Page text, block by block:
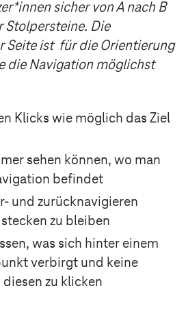
sicher von A nach B
Stolpersteine. Die
Seite ist für die Orientierung
die Navigation möglichst
Klicks wie möglich das Ziel
sehen können, wo man
befindet
und zurücknavigieren
zu bleiben
was sich hinter einem
verbirgt und keine
zu klicken